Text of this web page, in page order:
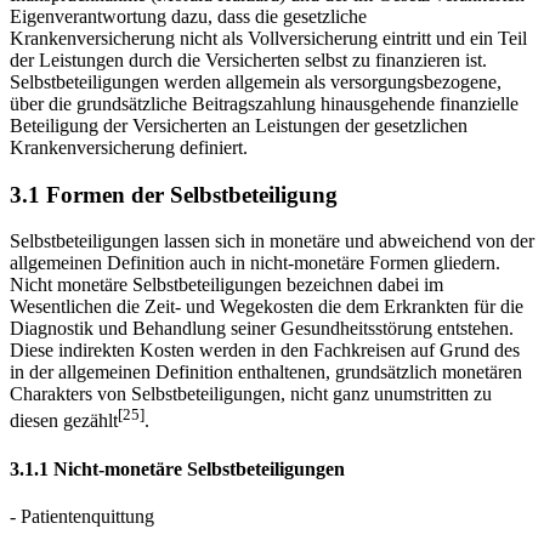
Eigenverantwortung dazu, dass die gesetzliche
Krankenversicherung nicht als Vollversicherung eintritt und ein Teil
der Leistungen durch die Versicherten selbst zu finanzieren ist.
Selbstbeteiligungen werden allgemein als versorgungsbezogene,
über die grundsätzliche Beitragszahlung hinausgehende finanzielle
Beteiligung der Versicherten an Leistungen der gesetzlichen
Krankenversicherung definiert.
3.1 Formen der Selbstbeteiligung
Selbstbeteiligungen lassen sich in monetäre und abweichend von der
allgemeinen Definition auch in nicht-monetäre Formen gliedern.
Nicht monetäre Selbstbeteiligungen bezeichnen dabei im
Wesentlichen die Zeit- und Wegekosten die dem Erkrankten für die
Diagnostik und Behandlung seiner Gesundheitsstörung entstehen.
Diese indirekten Kosten werden in den Fachkreisen auf Grund des
in der allgemeinen Definition enthaltenen, grundsätzlich monetären
Charakters von Selbstbeteiligungen, nicht ganz unumstritten zu
diesen gezählt[25].
3.1.1 Nicht-monetäre Selbstbeteiligungen
- Patientenquittung